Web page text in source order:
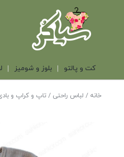
کت و پالتو بلوز و شومیز
خانه / لباس راحتی /تاپ و کراپ و